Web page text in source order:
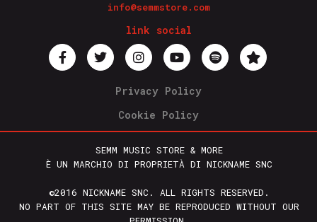
info@semmstore.com
link social
Privacy Policy
Cookie Policy
SEMM MUSIC STORE & MORE
È UN MARCHIO DI PROPRIETÀ DI NICKNAME SNC
©2016 NICKNAME SNC. ALL RIGHTS RESERVED.
NO PART OF THIS SITE MAY BE REPRODUCED WITHOUT OUR